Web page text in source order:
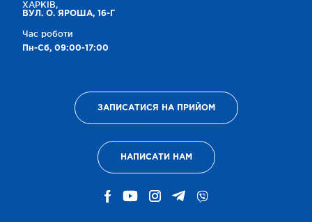
ХАРКІВ,
ВУЛ. О. ЯРОША, 16-Г
Час роботи
Пн-Сб, 09:00-17:00
ЗАПИСАТИСЯ НА ПРИЙОМ
НАПИСАТИ НАМ